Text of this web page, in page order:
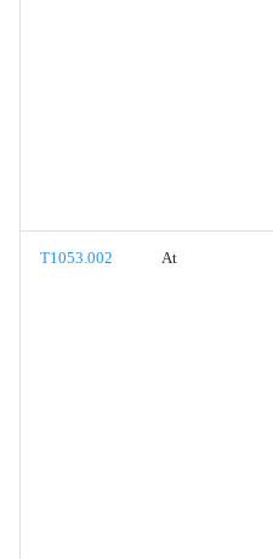
分布式组件对象模型
T1053.002 At